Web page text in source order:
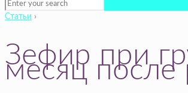
Статьи ›
Зефир при
месяц